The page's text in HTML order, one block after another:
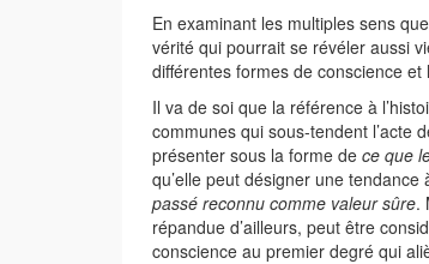
En examinant les multiples sens
vérité qui pourrait se révéler aussi
différentes formes de conscience et
Il va de soi que la référence à
communes qui sous-tendent l’acte
présenter sous la forme de ce que
qu’elle peut désigner une tendance
passé reconnu comme valeur sûre.
répandue d’ailleurs, peut être
conscience au premier degré qui